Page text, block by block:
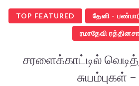
TOP FEATURED தேனி -
ரமாதேவி
சரளைக்காட்டில்
சுயம்புகள்